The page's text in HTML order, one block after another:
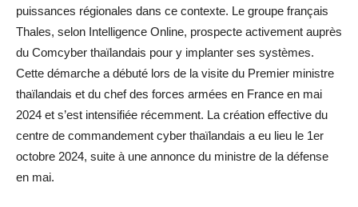
puissances régionales dans ce contexte. Le groupe français
Thales, selon Intelligence Online, prospecte activement auprès
du Comcyber thaïlandais pour y implanter ses systèmes.
Cette démarche a débuté lors de la visite du Premier ministre
thaïlandais et du chef des forces armées en France en mai
2024 et s’est intensifiée récemment. La création effective du
centre de commandement cyber thaïlandais a eu lieu le 1er
octobre 2024, suite à une annonce du ministre de la défense
en mai.